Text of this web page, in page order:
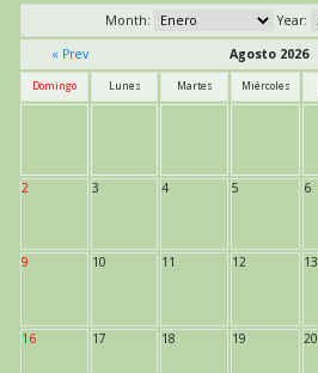
Month:
Year:
« Prev
Agosto 2026
Domingo Lunes Martes Miércoles
2 3 4 5 6
9 10 11 12 13
16 17 18 19 20